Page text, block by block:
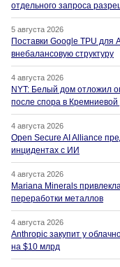
отдельного запроса
5 августа 2026
Поставки Google TPU для
внебалансовую структуру
4 августа 2026
NYT: Белый дом отложил
после спора в Кремниевой
4 августа 2026
Open Secure AI Alliance
инцидентах с ИИ
4 августа 2026
Mariana Minerals
переработки металлов
4 августа 2026
Anthropic закупит у
на $10 млрд